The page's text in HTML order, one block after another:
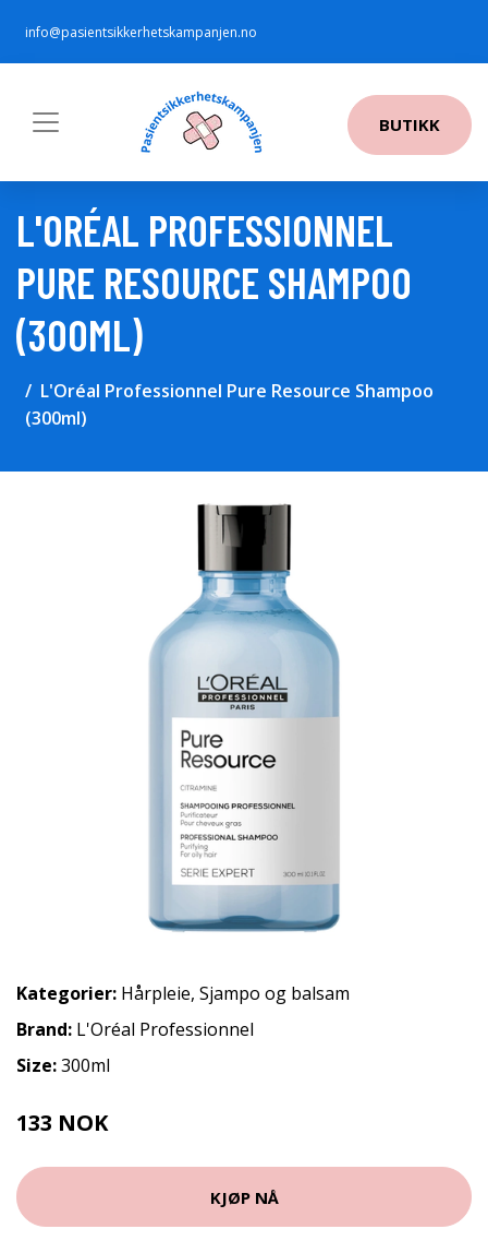
info@pasientsikkerhetskampanjen.no
BUTIKK
L'ORÉAL PROFESSIONNEL
PURE RESOURCE SHAMPOO
(300ML)
L'Oréal Professionnel Pure Resource Shampoo
(300ml)
Kategorier: Hårpleie, Sjampo og balsam
Brand: L'Oréal Professionnel
Size:300ml
133 NOK
KJØP NÅ